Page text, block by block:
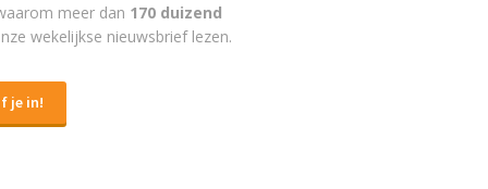
meer dan 170 duizend
wekelijkse nieuwsbrief lezen.
je in!